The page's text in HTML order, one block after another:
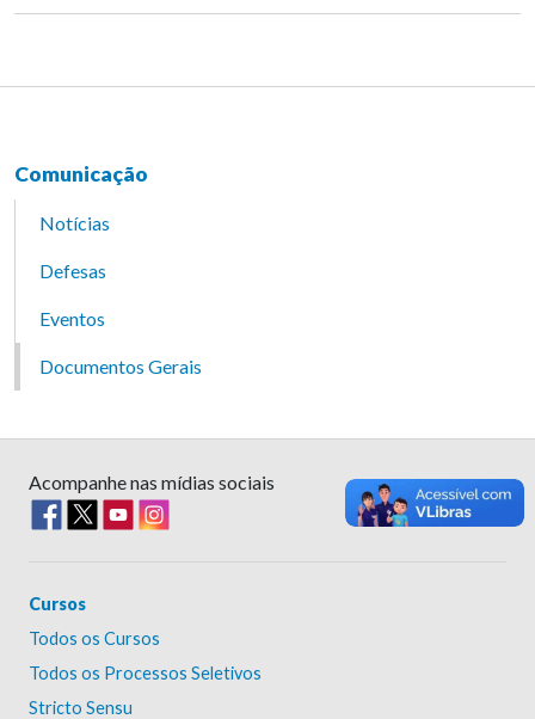
Comunicação
Notícias
Defesas
Eventos
Documentos Gerais
Acompanhe nas mídias sociais
Cursos
Todos os Cursos
Todos os Processos Seletivos
Stricto Sensu